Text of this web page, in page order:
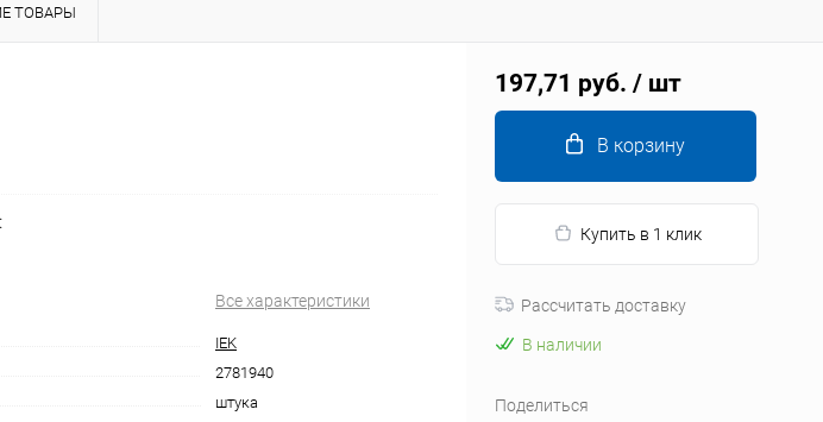
ТОВАРЫ
Все характеристики
IEK
2781940
штука
197,71 руб. / шт
В корзину
Купить в 1 клик
Рассчитать доставку
В наличии
Поделиться